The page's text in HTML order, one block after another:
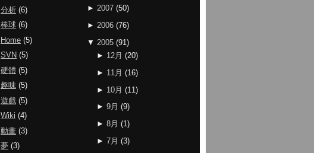
► 2007 (50)
► 2006 (76)
▼ 2005 (91 )
► 12月 (20)
► 11月 (16)
► 10月 (11)
► 9月 (9)
► 8月 (1)
► 7月 (3)
分析 (6)
棒球 (6)
Home (5)
SVN (5)
硬體 (5)
趣味 (5)
遊戲 (5)
Wiki (4)
動畫 (3)
夢 (3)